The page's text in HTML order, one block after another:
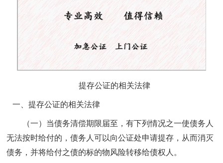
提存公证的相关法律
一、提存公证的相关法律
（一）当债务清偿期限届至，有下列情况之一使债务人
无法按时给付的，债务人可以向公证处申请提存，从而消灭
债务，并将给付之债的标的物风险转移给债权人。